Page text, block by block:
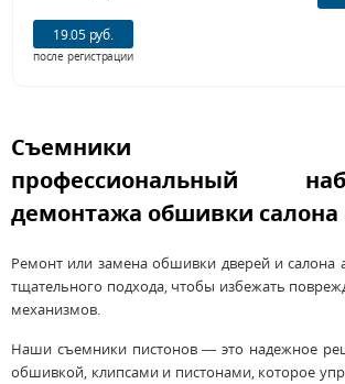
19.05 руб.
после регистрации
Съемники
профессиональный
демонтажа обшивки салона
Ремонт или замена обшивки дверей и салона
тщательного подхода, чтобы избежать
механизмов.
Наши съемники пистонов — это надежное
обшивкой, клипсами и пистонами, которое